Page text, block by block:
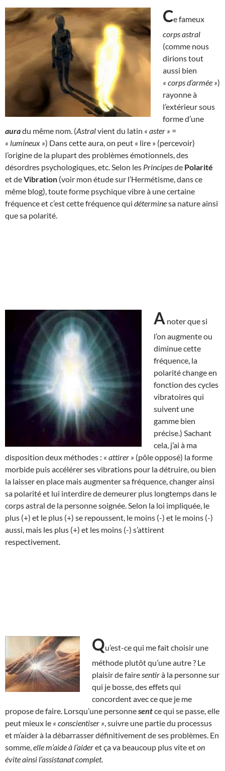
Ce fameux
corps astral
(comme nous
dirions tout
aussi bien
« corps d’armée »)
rayonne à
l’extérieur sous
forme d’une
auradu même nom. (Astralvient du latin « aster » =
« lumineux ») Dans cette aura, on peut « lire » (percevoir)
l’origine de la plupart des problèmes émotionnels, des
désordres psychologiques, etc. Selon les Principesde Polarité
et deVibration (voir mon étude sur l’Hermétisme, dans ce
même blog), toute forme psychique vibre à une certaine
fréquence et c’est cette fréquence qui déterminesa nature ainsi
que sa polarité.
A noter que si
l’on augmente ou
diminue cette
fréquence, la
polarité change en
fonction des cycles
vibratoires qui
suivent une
gamme bien
précise.) Sachant
cela, j’ai à ma
disposition deux méthodes : « attirer » (pôle opposé) la forme
morbide puis accélérer ses vibrations pour la détruire, ou bien
la laisser en place mais augmenter sa fréquence, changer ainsi
sa polarité et lui interdire de demeurer plus longtemps dans le
corps astral de la personne soignée. Selon la loi impliquée, le
plus (+) et le plus (+) se repoussent, le moins (-) et le moins (-)
aussi, mais les plus (+) et les moins (-) s’attirent
respectivement.
Qu’est-ce qui me fait choisir une
méthode plutôt qu’une autre ? Le
plaisir de faire sentirà la personne sur
qui je bosse, des effets qui
concordent avec ce que je me
propose de faire. Lorsqu’une personnesentce qui se passe, elle
peut mieux le « conscientiser » , suivre une partie du processus
et m’aider à la débarrasser définitivement de ses problèmes. En
somme, elle m’aide à l’aideret ça va beaucoup plus vite eton
évite ainsi l’assistanat complet.